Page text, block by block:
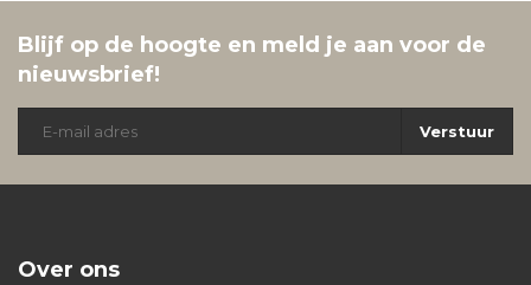
Blijf op de hoogte en meld je aan voor de
nieuwsbrief!
Verstuur
Over ons